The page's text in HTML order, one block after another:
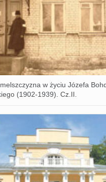
w życiu Józefa
(1902-1939). Cz.II.